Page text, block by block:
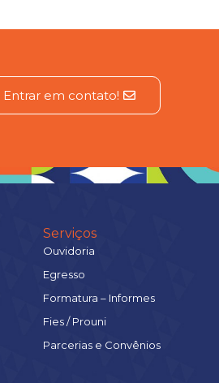
Entrar em contato!
Serviços
Ouvidoria
Egresso
Formatura – Informes
Fies / Prouni
Parcerias e Convênios